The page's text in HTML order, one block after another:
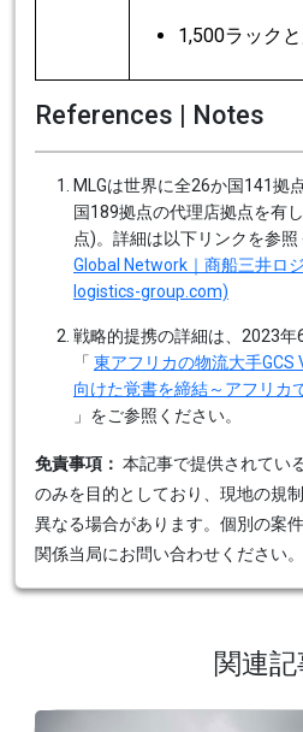
1,500ラック
References | Notes
MLGは世界に全26か国141拠
国189拠点の代理店拠点を有
点)。詳細は以下リンクを参照
Global Network｜商船三井ロ
logistics-group.com)
戦略的提携の詳細は、2023
「 東アフリカの物流大手GCS
向けた覚書を締結～アフリカ
」をご参照ください。
免責事項： 本記事で提供されてい
のみを目的としており、現地の規
異なる場合があります。個別の案
関係当局にお問い合わせください。
関連記